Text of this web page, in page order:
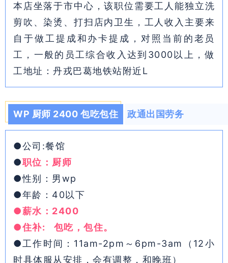
本店坐落于市中心，该职位需要工人能独立洗
剪吹、染烫、打扫店内卫生，工人收入主要来
自于做工提成和办卡提成，对照当前的老员
工，一般的员工综合收入达到3000以上，做
工地址：丹戎巴葛地铁站附近L
WP 厨师 2400 包吃包住 政通出国劳务
●公司:餐馆
●职位：厨师
●性别：男wp
●年龄：40以下
●薪水：2400
●住补: 包吃，包住。
●工作时间：11am-2pm～6pm-3am（12小
时具体服从安排，会有调整，和晚班）